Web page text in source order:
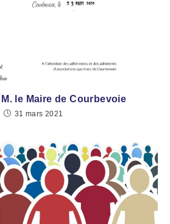
le Maire de Courbevoie
31 mars 2021